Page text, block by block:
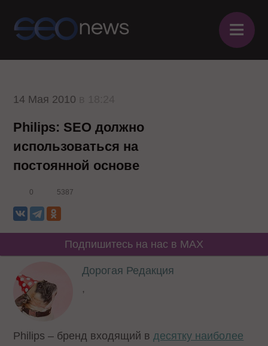
≡
14 Мая 2010
Philips: SEO должно
использоваться на
постоянной основе
0 5387
Подпишитесь на нас в MAX
Дорогая Редакция
,
Philips – бренд входящий вдесятку наиболее